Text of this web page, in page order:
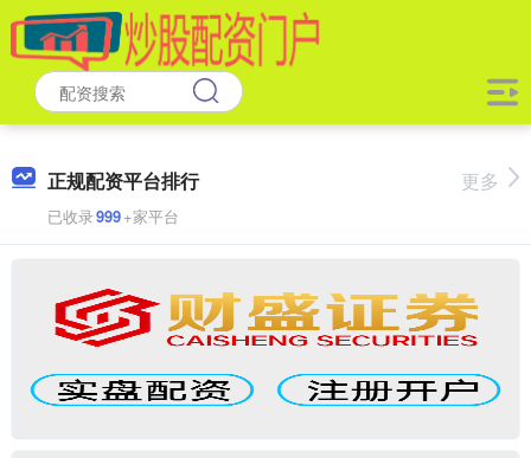
正规配资平台排行
已收录999+家平台
更多